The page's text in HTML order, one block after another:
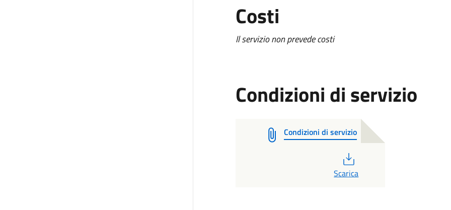
Costi
Il servizio non prevede costi
Condizioni di servizio
Condizioni di servizio
Scarica